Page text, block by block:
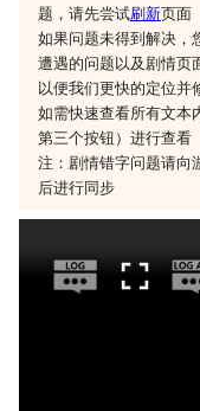
题，请先尝试刷新页面
如果问题未得到解决，
遭遇的问题以及剧情页
以便我们更快的定位并
如需快速查看所有文本
第三个按钮）进行查看
注：剧情错字问题请向
后进行同步